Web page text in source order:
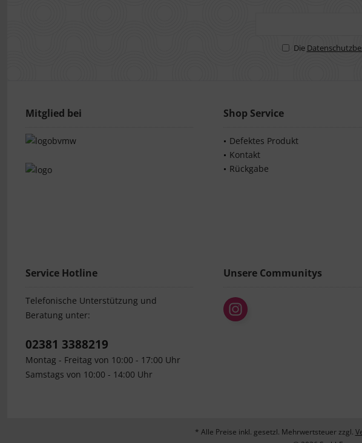
Die
Mitglied bei Shop Service
Defektes Produkt
Kontakt
Rückgabe
Service Hotline
Telefonische Unterstützung und
Beratung unter:
02381 3388219
Montag - Freitag von 10:00 - 17:00 Uhr
Samstags von 10:00 - 14:00 Uhr
Unsere Communitys
* Alle Preise inkl. gesetzl. Mehrwertsteuer zzgl.